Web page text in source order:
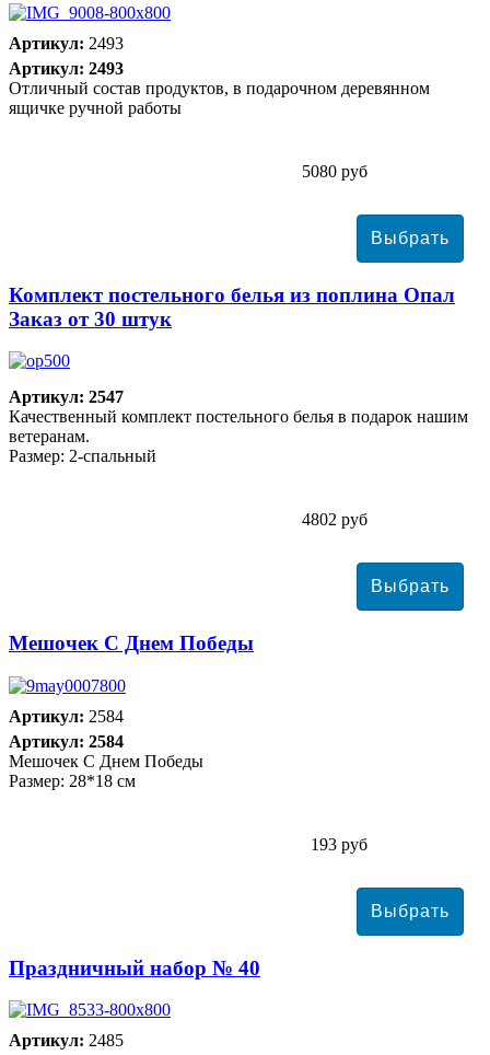
Артикул: 2493
Артикул: 2493
Отличный состав продуктов, в подарочном деревянном
ящичке ручной работы
5080 руб
Комплект постельного белья из поплина Опал
Заказ от 30 штук
Артикул: 2547
Качественный комплект постельного белья в подарок нашим
ветеранам.
Размер: 2-спальный
4802 руб
Мешочек С Днем Победы
Артикул: 2584
Артикул: 2584
Мешочек С Днем Победы
Размер: 28*18 см
193 руб
Праздничный набор № 40
Артикул: 2485